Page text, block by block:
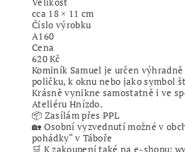
cca 18 × 11 cm
Číslo výrobku
A160
Cena
620 Kč
Kominík Samuel je určen
poličku, k oknu nebo jako symbol
Krásně vynikne samostatně i ve
Ateliéru Hnízdo.
📦 Zasílám přes PPL
🏡 Osobní vyzvednutí možné v
pohádky“ v Táboře
🛒 K zakoupení také na e-shopu: